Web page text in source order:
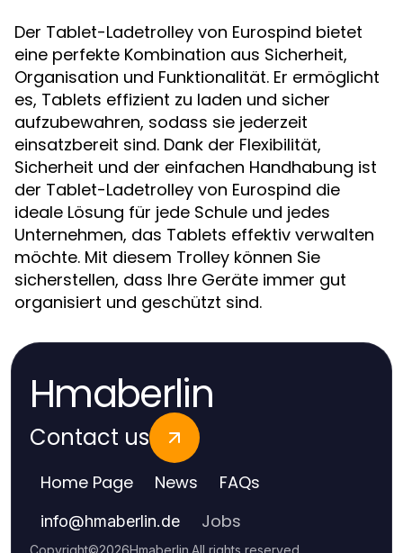
Der Tablet-Ladetrolley von Eurospind bietet
eine perfekte Kombination aus Sicherheit,
Organisation und Funktionalität. Er ermöglicht
es, Tablets effizient zu laden und sicher
aufzubewahren, sodass sie jederzeit
einsatzbereit sind. Dank der Flexibilität,
Sicherheit und der einfachen Handhabung ist
der Tablet-Ladetrolley von Eurospind die
ideale Lösung für jede Schule und jedes
Unternehmen, das Tablets effektiv verwalten
möchte. Mit diesem Trolley können Sie
sicherstellen, dass Ihre Geräte immer gut
organisiert und geschützt sind.
Hmaberlin
Contact us
Home Page News FAQs
info@hmaberlin.de Jobs
Copyright©2026Hmaberlin All rights reserved